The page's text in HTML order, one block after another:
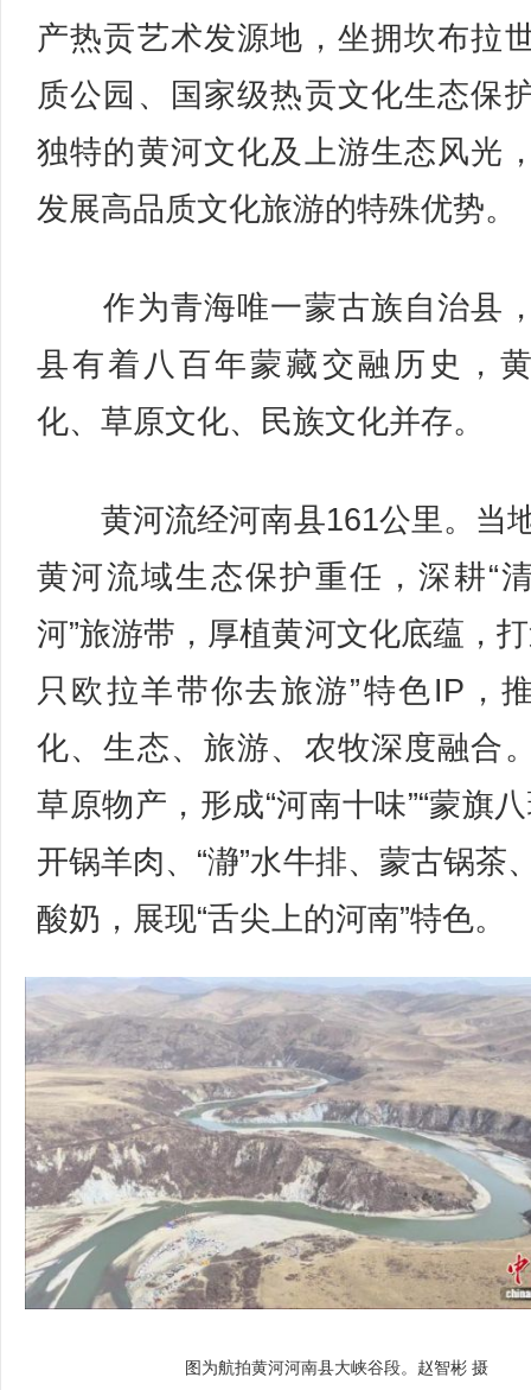
产热贡艺术发源地，坐拥坎布拉
质公园、国家级热贡文化生态保
独特的黄河文化及上游生态风光
发展高品质文化旅游的特殊优势。
作为青海唯一蒙古族自治县
县有着八百年蒙藏交融历史，
化、草原文化、民族文化并存。
黄河流经河南县161公里。当
黄河流域生态保护重任，深耕“
河”旅游带，厚植黄河文化底蕴，
只欧拉羊带你去旅游”特色IP，
化、生态、旅游、农牧深度融合
草原物产，形成“河南十味”“蒙旗
开锅羊肉、“瀞”水牛排、蒙古锅茶
酸奶，展现“舌尖上的河南”特色。
图为航拍黄河河南县大峡谷段。赵智彬 摄